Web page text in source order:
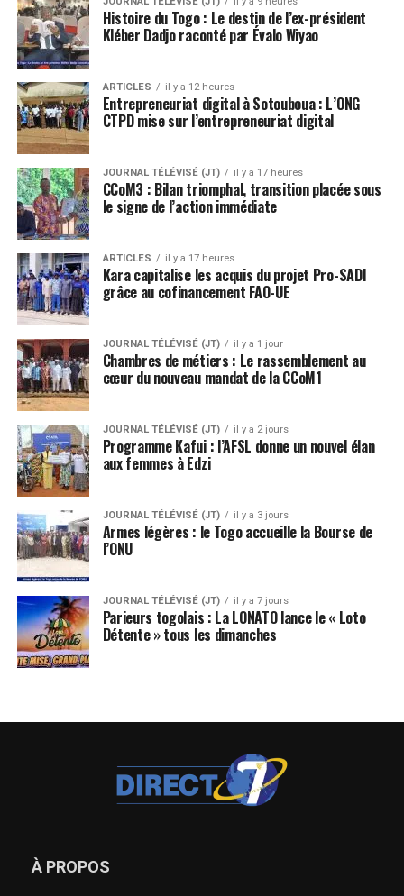
Histoire du Togo : Le destin de l’ex-président
Kléber Dadjo raconté par Évalo Wiyao
ARTICLES il y a 12 heures
Entrepreneuriat digital à Sotouboua : L’ONG
CTPD mise sur l’entrepreneuriat digital
JOURNAL TÉLÉVISÉ (JT) il y a 17 heures
CCoM3 : Bilan triomphal, transition placée sous
le signe de l’action immédiate
ARTICLES il y a 17 heures
Kara capitalise les acquis du projet Pro-SADI
grâce au cofinancement FAO-UE
JOURNAL TÉLÉVISÉ (JT) il y a 1 jour
Chambres de métiers : Le rassemblement au
cœur du nouveau mandat de la CCoM1
JOURNAL TÉLÉVISÉ (JT) il y a 2 jours
Programme Kafui : l’AFSL donne un nouvel élan
aux femmes à Edzi
JOURNAL TÉLÉVISÉ (JT) il y a 3 jours
Armes légères : le Togo accueille la Bourse de
l’ONU
JOURNAL TÉLÉVISÉ (JT) il y a 7 jours
Parieurs togolais : La LONATO lance le « Loto
Détente » tous les dimanches
À PROPOS